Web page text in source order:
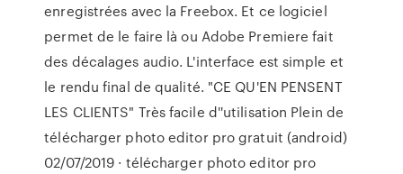
enregistrées avec la Freebox. Et ce logiciel
permet de le faire là ou Adobe Premiere fait
des décalages audio. L'interface est simple et
le rendu final de qualité. "CE QU'EN PENSENT
LES CLIENTS" Très facile d''utilisation Plein de
télécharger photo editor pro gratuit (android)
02/07/2019 · télécharger photo editor pro